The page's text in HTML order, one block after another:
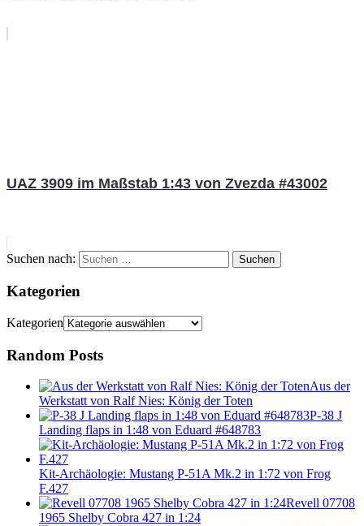
UAZ 3909 im Maßstab 1:43 von Zvezda #43002
Suchen nach: Suchen
Kategorien
Kategorien
Random Posts
Aus der
Werkstatt von Ralf Nies: König der Toten
P-38 J
Landing flaps in 1:48 von Eduard #648783
Kit-Archäologie: Mustang P-51A Mk.2 in 1:72 von Frog
F.427
Revell 07708
1965 Shelby Cobra 427 in 1:24